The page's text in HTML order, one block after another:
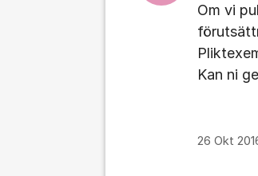
Om vi
Kan ni
26 Okt